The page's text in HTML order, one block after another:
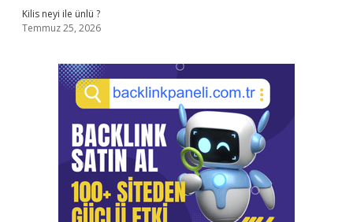
Kilis neyi ile ünlü ?
Temmuz 25, 2026